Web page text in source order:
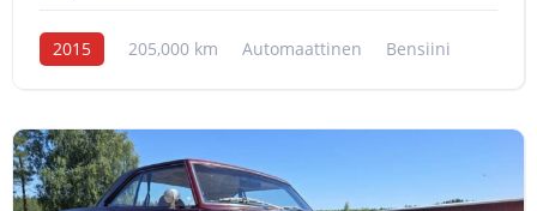
2015 205,000 km Automaattinen Bensiini